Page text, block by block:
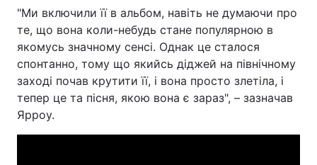
"Ми включили її в альбом, навіть не думаючи про
те, що вона коли-небудь стане популярною в
якомусь значному сенсі. Однак це сталося
спонтанно, тому що якийсь діджей на північному
заході почав крутити її, і вона просто злетіла, і
тепер це та пісня, якою вона є зараз", – зазначав
Ярроу.